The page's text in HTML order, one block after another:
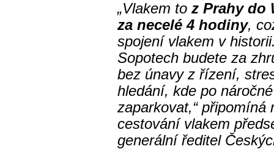
„Vlakem to z Prahy do
za necelé 4 hodiny,
spojení vlakem v
Sopotech budete za
bez únavy z řízení,
hledání, kde po
zaparkovat,“
cestování vlakem
generální ředitel